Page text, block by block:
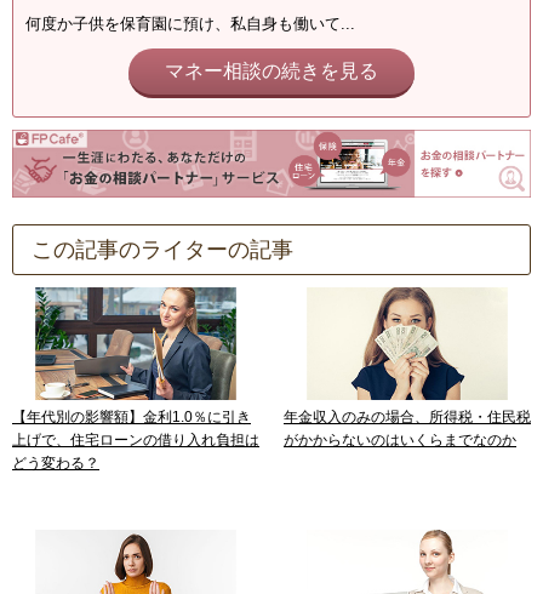
何度か子供を保育園に預け、私自身も働いて...
マネー相談の続きを見る
この記事のライターの記事
【年代別の影響額】金利1.0％に引き
上げで、住宅ローンの借り入れ負担は
どう変わる？
年金収入のみの場合、所得税・住民税
がかからないのはいくらまでなのか